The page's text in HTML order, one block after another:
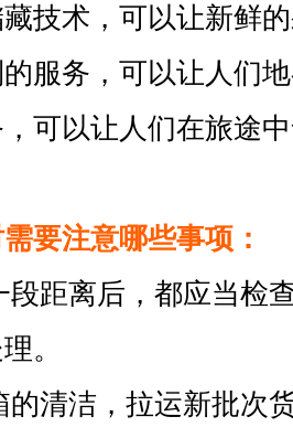
技术，可以让新鲜
服务，可以让人们
可以让人们在旅途
要注意哪些事项：
段距离后，都应当检
。
的清洁，拉运新批次